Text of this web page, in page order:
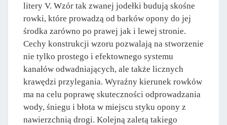
litery V. Wzór tak zwanej jodełki budują skośne
rowki, które prowadzą od barków opony do jej
środka zarówno po prawej jak i lewej stronie.
Cechy konstrukcji wzoru pozwalają na stworzenie
nie tylko prostego i efektownego systemu
kanałów odwadniających, ale także licznych
krawędzi przylegania. Wyraźny kierunek rowków
ma na celu poprawę skuteczności odprowadzania
wody, śniegu i błota w miejscu styku opony z
nawierzchnią drogi. Kolejną zaletą takiego